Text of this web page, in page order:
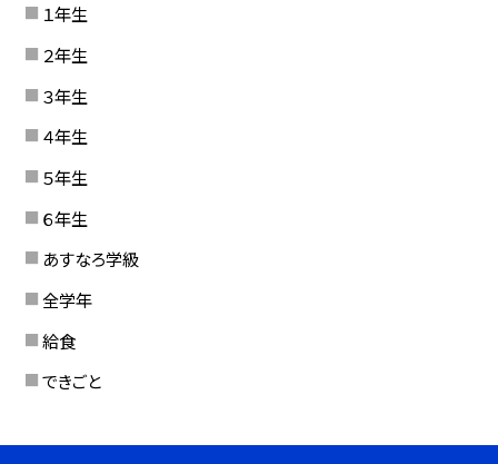
１年生
２年生
３年生
４年生
５年生
６年生
あすなろ学級
全学年
給食
できごと